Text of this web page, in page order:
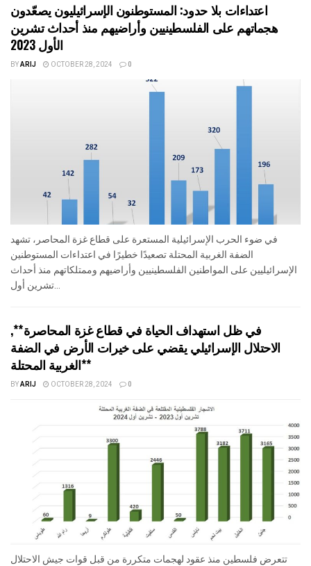
اعتداءات بلا حدود: المستوطنون الإسرائيليون يصعّدون
هجماتهم على الفلسطينيين وأراضيهم منذ أحداث تشرين
الأول 2023
BYARIJ OCTOBER 28, 2024 0
في ضوء الحرب الإسرائيلية المستعرة على قطاع غزة المحاصر، تشهد
الضفة الغربية المحتلة تصعيدًا خطيرًا في اعتداءات المستوطنين
الإسرائيليين على المواطنين الفلسطينيين وأراضيهم وممتلكاتهم منذ أحداث
تشرين أول...
في ظل استهداف الحياة في قطاع غزة المحاصرة**,
الاحتلال الإسرائيلي يقضي على خيرات الأرض في الضفة
الغربية المحتلة**
BYARIJ OCTOBER 28, 2024 0
تتعرض فلسطين منذ عقود لهجمات متكررة من قبل قوات جيش الاحتلال